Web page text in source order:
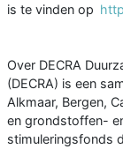
is te vinden op
Over DECRA
(DECRA) is een
Alkmaar, Bergen,
en grondstoffen-
stimuleringsfonds